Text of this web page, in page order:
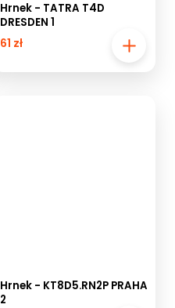
Hrnek - TATRA T4D
DRESDEN 1
61 zł
Hrnek - KT8D5.RN2P PRAHA
2